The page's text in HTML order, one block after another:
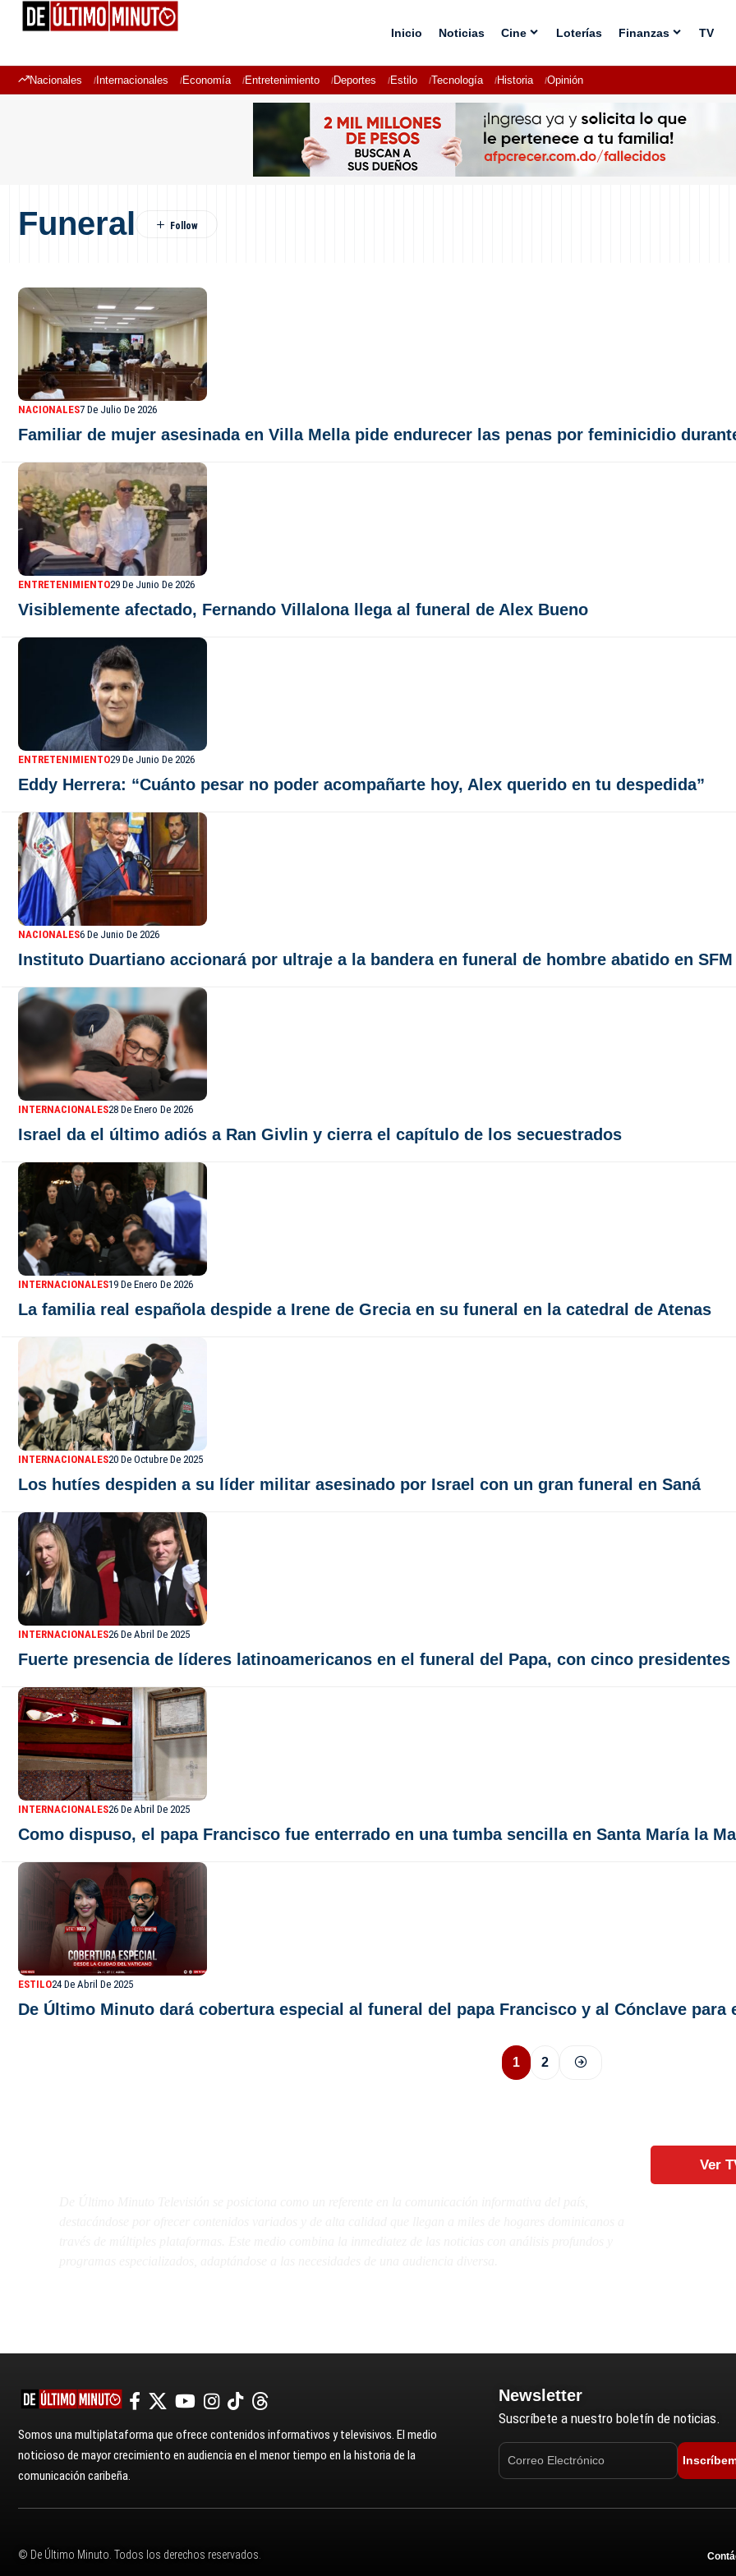
Inicio Noticias Cine Loterías Finanzas TV
Nacionales Internacionales Economía Entretenimiento Deportes Estilo Tecnología Historia Opinión
Funeral
NACIONALES7 De Julio De 2026
Familiar de mujer asesinada en Villa Mella pide endurecer las penas por feminicidio
ENTRETENIMIENTO29 De Junio De 2026
Visiblemente afectado, Fernando Villalona llega al funeral de Alex Bueno
ENTRETENIMIENTO29 De Junio De 2026
Eddy Herrera: “Cuánto pesar no poder acompañarte hoy, Alex querido en tu despedida”
NACIONALES6 De Junio De 2026
Instituto Duartiano accionará por ultraje a la bandera en funeral de hombre abatido en SFM
INTERNACIONALES28 De Enero De 2026
Israel da el último adiós a Ran Givlin y cierra el capítulo de los secuestrados
INTERNACIONALES19 De Enero De 2026
La familia real española despide a Irene de Grecia en su funeral en la catedral de Atenas
INTERNACIONALES20 De Octubre De 2025
Los hutíes despiden a su líder militar asesinado por Israel con un gran funeral en Saná
INTERNACIONALES26 De Abril De 2025
Fuerte presencia de líderes latinoamericanos en el funeral del Papa, con cinco presidentes
INTERNACIONALES26 De Abril De 2025
Como dispuso, el papa Francisco fue enterrado en una tumba sencilla en Santa María la
ESTILO24 De Abril De 2025
De Último Minuto dará cobertura especial al funeral del papa Francisco y al Cónclave
1 2
Ver
Somos una multiplataforma que ofrece contenidos informativos y televisivos. El medio
noticioso de mayor crecimiento en audiencia en el menor tiempo en la historia de la
comunicación caribeña.
Newsletter
Suscríbete a nuestro boletín de noticias.
© De Último Minuto. Todos los derechos reservados.